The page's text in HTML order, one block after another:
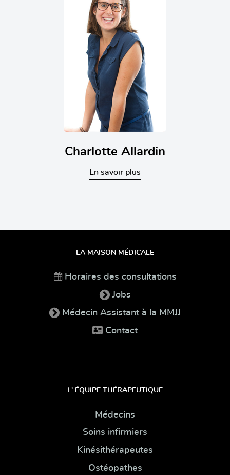
Charlotte Allardin
En savoir plus
LA MAISON MÉDICALE
Horaires des consultations
Jobs
Médecin Assistant à la MMJJ
Contact
L' ÉQUIPE THÉRAPEUTIQUE
Médecins
Soins infirmiers
Kinésithérapeutes
Ostéopathes